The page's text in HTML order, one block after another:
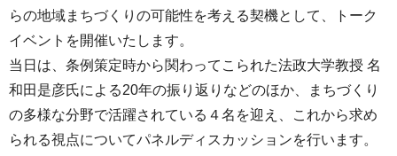
らの地域まちづくりの可能性を考える契機として、トーク
イベントを開催いたします。
当日は、条例策定時から関わってこられた法政大学教授 名
和田是彦氏による20年の振り返りなどのほか、まちづくり
の多様な分野で活躍されている４名を迎え、これから求め
られる視点についてパネルディスカッションを行います。